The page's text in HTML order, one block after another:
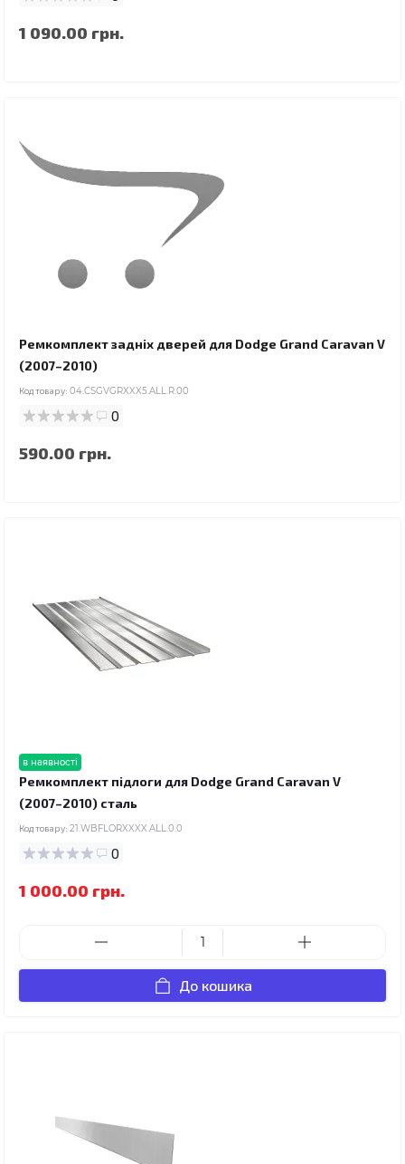
1 090.00 грн.
Ремкомплект задніх дверей для Dodge Grand Caravan V
(2007–2010)
Код товару: 04.CSGVGRXXX5.ALL.R.00
0
590.00 грн.
в наявності
Ремкомплект підлоги для Dodge Grand Caravan V
(2007–2010) сталь
Код товару: 21.WBFLORXXXX.ALL.0.0
0
1 000.00 грн.
До кошика